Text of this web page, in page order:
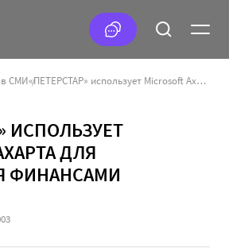
СМИ «ПЕТЕРСТАР» использует Microsoft Axapta для управления финансами
ИСПОЛЬЗУЕТ
ДЛЯ
ФИНАНСАМИ